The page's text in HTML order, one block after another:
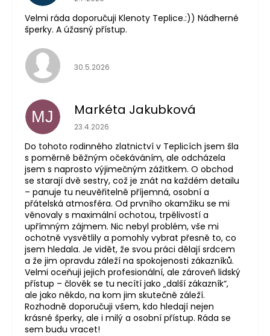
Velmi ráda doporučuji Klenoty Teplice.:)) Nádherné
šperky. A úžasný přístup.
Hodnocení obchodu je 5 z 5 hvězdiček.
30.5.2026
MJ Markéta Jakubková
Hodnocení obchodu je 5 z 5 hvězdiček.
23.4.2026
Do tohoto rodinného zlatnictví v Teplicích jsem šla
s poměrně běžným očekáváním, ale odcházela
jsem s naprosto výjimečným zážitkem. O obchod
se starají dvě sestry, což je znát na každém detailu
– panuje tu neuvěřitelně příjemná, osobní a
přátelská atmosféra. Od prvního okamžiku se mi
věnovaly s maximální ochotou, trpělivostí a
upřímným zájmem. Nic nebyl problém, vše mi
ochotně vysvětlily a pomohly vybrat přesně to, co
jsem hledala. Je vidět, že svou práci dělají srdcem
a že jim opravdu záleží na spokojenosti zákazníků.
Velmi oceňuji jejich profesionální, ale zároveň lidský
přístup – člověk se tu necítí jako „další zákazník“,
ale jako někdo, na kom jim skutečně záleží.
Rozhodně doporučuji všem, kdo hledají nejen
krásné šperky, ale i milý a osobní přístup. Ráda se
sem budu vracet!